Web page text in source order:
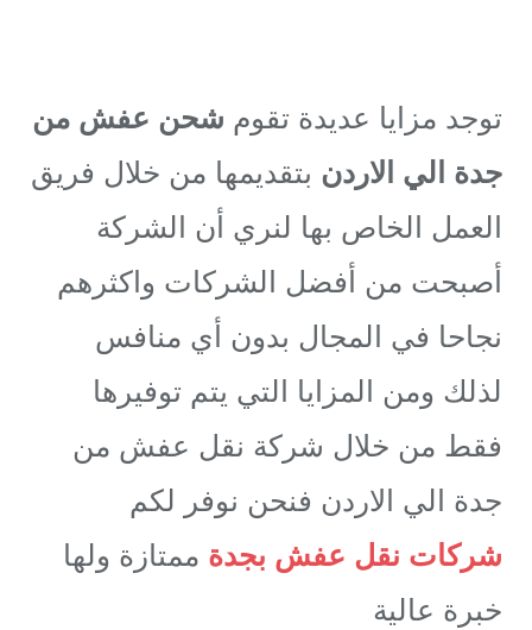
توجد مزايا عديدة تقوم شحن عفش من
جدة الي الاردن بتقديمها من خلال فريق
العمل الخاص بها لنري أن الشركة
أصبحت من أفضل الشركات واكثرهم
نجاحا في المجال بدون أي منافس
لذلك ومن المزايا التي يتم توفيرها
فقط من خلال شركة نقل عفش من
جدة الي الاردن فنحن نوفر لكم
شركات نقل عفش بجدة ممتازة ولها
خبرة عالية